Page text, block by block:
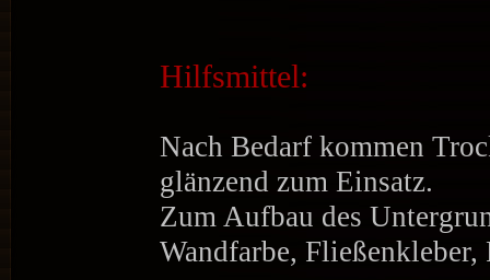
Hilfsmittel:
Nach Bedarf kommen
glänzend zum Einsatz.
Zum Aufbau des
Wandfarbe,